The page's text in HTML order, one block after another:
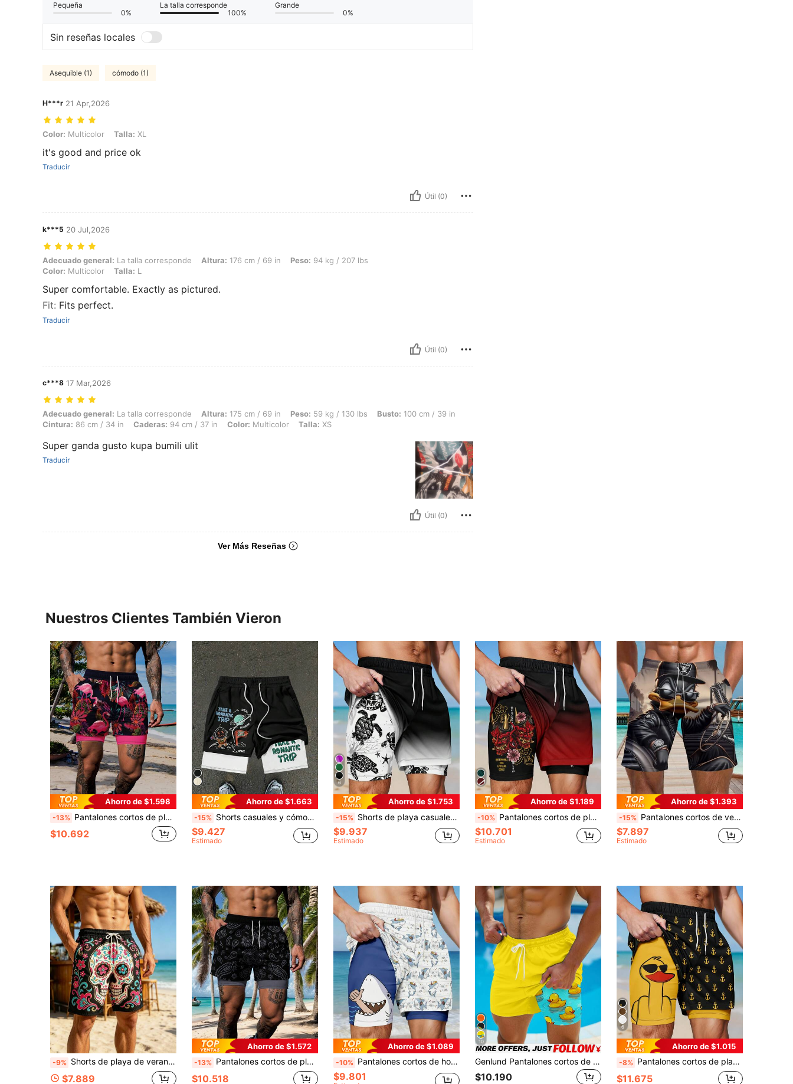
Pequeña
0%
La talla corresponde
100%
Grande
0%
Sin reseñas locales
Asequible (1) cómodo (1)
H***r 21 Apr,2026
Color: Multicolor, Talla: XL
Color: Multicolor Talla: XL
it's good and price ok
Traducir
Útil (0)
k***5 20 Jul,2026
Adecuado general: La talla corresponde, Altura: 176 cm / 69 in, Peso: 94 kg / 207 lbs, Color: Multicolor, Talla: L
Adecuado general: La talla corresponde Altura: 176 cm / 69 in Peso: 94 kg / 207 lbs
Color: Multicolor Talla: L
Super comfortable. Exactly as pictured.
Fit: Fits perfect.
Traducir
Útil (0)
c***8 17 Mar,2026
Adecuado general: La talla corresponde, Altura: 175 cm / 69 in, Peso: 59 kg / 130 lbs, Busto: 100 cm / 39 in, Cintura: 86 cm / 34 in, Caderas: 94 cm / 37 in, Color: Multicolor, Talla: XS
Adecuado general: La talla corresponde Altura: 175 cm / 69 in Peso: 59 kg / 130 lbs Busto: 100 cm / 39 in
Cintura: 86 cm / 34 in Caderas: 94 cm / 37 in Color: Multicolor Talla: XS
Super ganda gusto kupa bumili ulit
Traducir
Útil (0)
Ver Más Reseñas
Nuestros Clientes También Vieron
Ahorro de $1.598
-13% Pantalones cortos de playa casuales de verano con cintura elástica, cordón, bolsillos y doble capa con estampado de plantas tropicales para hombres
$10.692
Ahorro de $1.663
-15% Shorts casuales y cómodos de estilo deportivo con estampado para hombres, estilo hawaiano
$9.427
Estimado
6
Ahorro de $1.753
-15% Shorts de playa casuales con forro y estampado de tortuga para hombres
$9.937
Estimado
Ahorro de $1.189
-10% Pantalones cortos de playa casuales, cómodos y de doble capa con estampado de fantasma para hombres
$10.701
Estimado
Ahorro de $1.393
-15% Pantalones cortos de verano casuales para hombres, con cintura elástica y bolsillos - Diseño de pato de moda, tela de poliéster ligera, ideal para uso casual | Diseño novedoso | Pantalones cortos de secado rápido
$7.897
Estimado
-9% Shorts de playa de verano para hombre, shorts deportivos casuales y cómodos, shorts estampados adecuados para exteriores y entrenamiento, pantalones cortos versátiles para uso diario
$7.889
Ahorro de $1.572
-13% Pantalones cortos de playa con cordón en la cintura y estampado de paisley de doble capa para hombres
$10.518
Ahorro de $1.089
-10% Pantalones cortos de hombre con estampado divertido de tiburón, de doble capa y transpirables
$9.801
10
Genlund Pantalones cortos de playa para hombre con estampado de pato divertido, bloque de color, forro de seda de leche, bañadores hawaianos divertidos para hombre, vacaciones
$10.190
6
Ahorro de $1.015
-8% Pantalones cortos de playa casuales y transpirables con estampado de ancla y cintura con cordón para hombre, diseño 2 en 1, para él
$11.675